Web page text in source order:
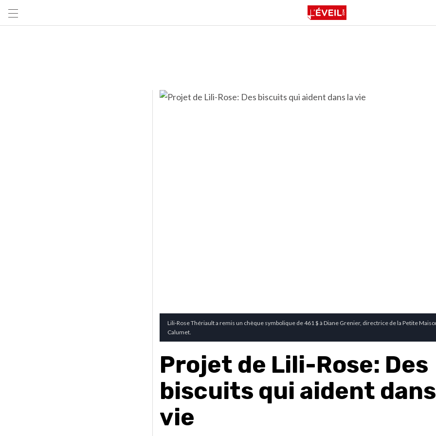
Lili-Rose Thériault a remis un chèque symbolique de 461 $ à Diane Grenier, directrice de la Petite
Calumet.
Projet de Lili-Rose: Des
biscuits qui aident
vie